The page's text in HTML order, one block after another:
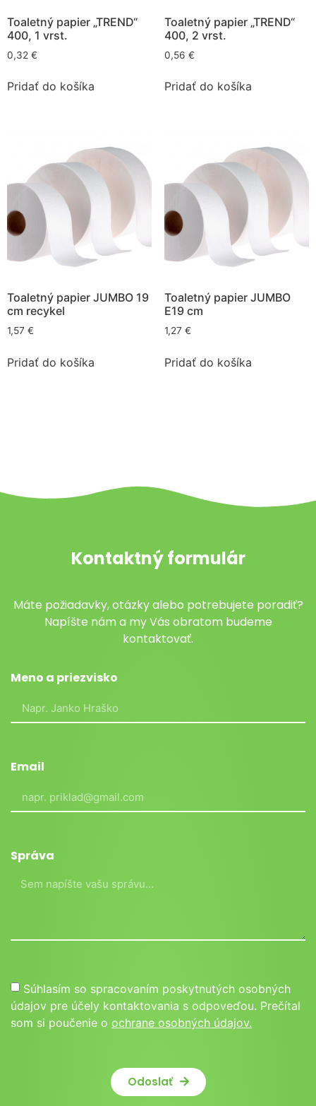
Toaletný papier „TREND“
400, 1 vrst.
0,32 €
Pridať do košíka
Toaletný papier „TREND“
400, 2 vrst.
0,56 €
Pridať do košíka
Toaletný papier JUMBO 19
cm recykel
1,57 €
Pridať do košíka
Toaletný papier JUMBO
E19 cm
1,27 €
Pridať do košíka
Kontaktný formulár
Máte požiadavky, otázky alebo potrebujete poradiť?
Napíšte nám a my Vás obratom budeme
kontaktovať.
Meno a priezvisko
Email
Správa
Súhlasím so spracovaním poskytnutých osobných
údajov pre účely kontaktovania s odpoveďou. Prečítal
som si poučenie o ochrane osobných údajov.
Odoslať